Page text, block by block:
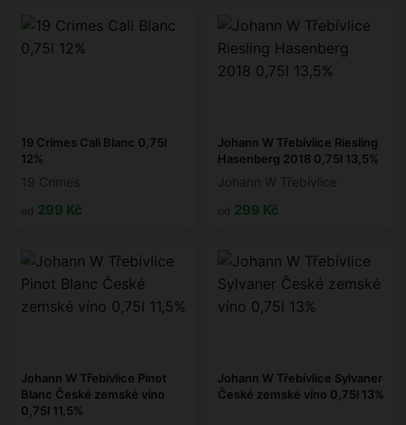
19 Crimes Cali Blanc 0,75l
12%
19 Crimes
299 Kč
Johann W Třebívlice Riesling
Hasenberg 2018 0,75l 13,5%
Johann W Třebívlice
299 Kč
Johann W Třebívlice Pinot
Blanc České zemské víno
0,75l 11,5%
Johann W Třebívlice Sylvaner
České zemské víno 0,75l 13%